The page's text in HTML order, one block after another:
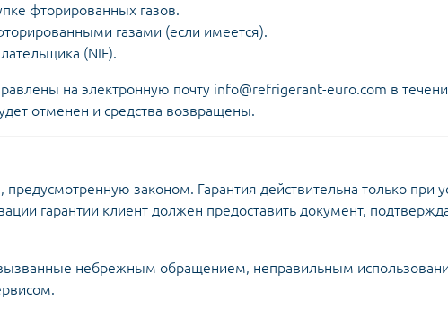
фторированных газов.
газами (если имеется).
(NIF).
на электронную почту info@refrigerant-euro.com в
отменен и средства возвращены.
законом. Гарантия действительна только при
гарантии клиент должен предоставить документ,
вызванные небрежным обращением, неправильным